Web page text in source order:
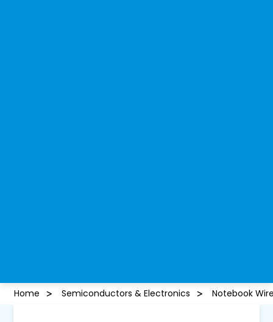
Home Semiconductors & Electronics Notebook